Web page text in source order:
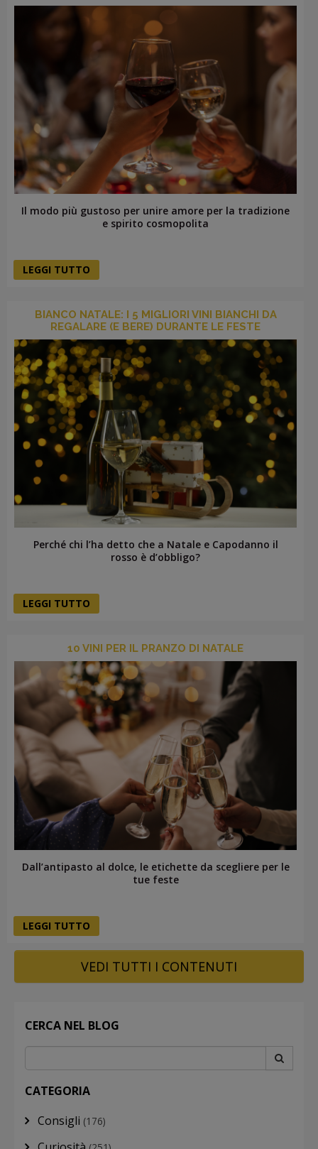
Il modo più gustoso per unire amore per la tradizione
e spirito cosmopolita
LEGGI TUTTO
BIANCO NATALE: I 5 MIGLIORI VINI BIANCHI DA
REGALARE (E BERE) DURANTE LE FESTE
Perché chi l’ha detto che a Natale e Capodanno il
rosso è d’obbligo?
LEGGI TUTTO
10 VINI PER IL PRANZO DI NATALE
Dall’antipasto al dolce, le etichette da scegliere per le
tue feste
LEGGI TUTTO
VEDI TUTTI I CONTENUTI
CERCA NEL BLOG
CATEGORIA
Consigli (176)